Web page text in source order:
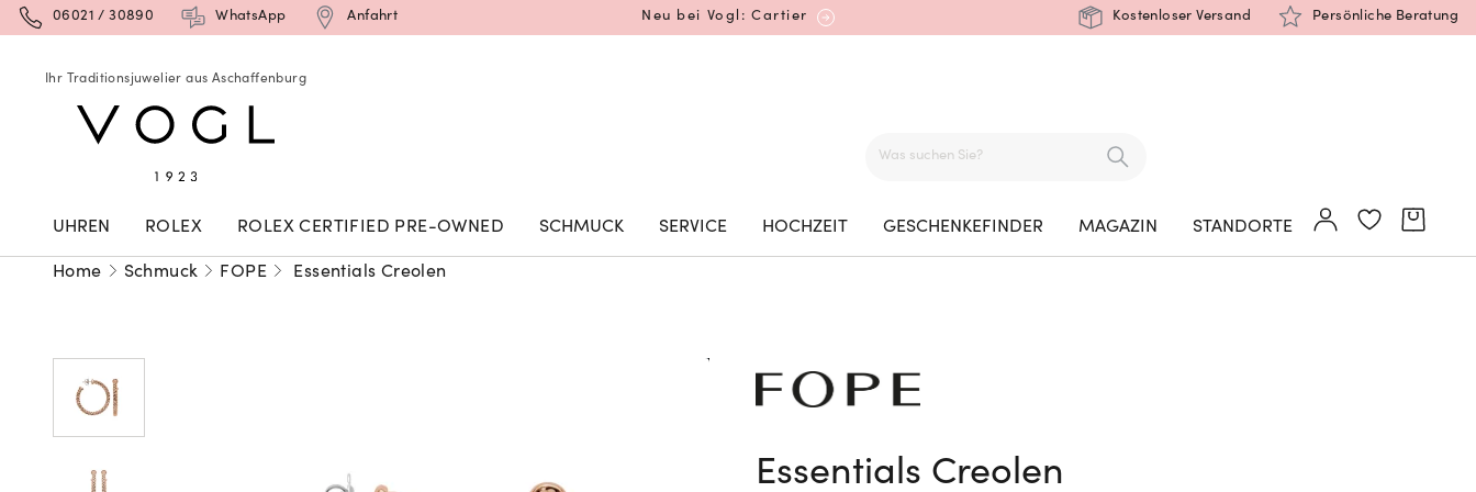
06021 / 30890 WhatsApp Anfahrt Neu bei Vogl: Cartier
Mehr erfahren: Ikonische Uhren von Cartier
Kostenloser Versand Persönliche Beratung
Ihr Traditionsjuwelier aus Aschaffenburg
UHREN ROLEX ROLEX CERTIFIED PRE-OWNED SCHMUCK SERVICE HOCHZEIT GESCHENKEFINDER MAGAZIN STANDORTE
Home Schmuck FOPE Essentials Creolen
Essentials Creolen